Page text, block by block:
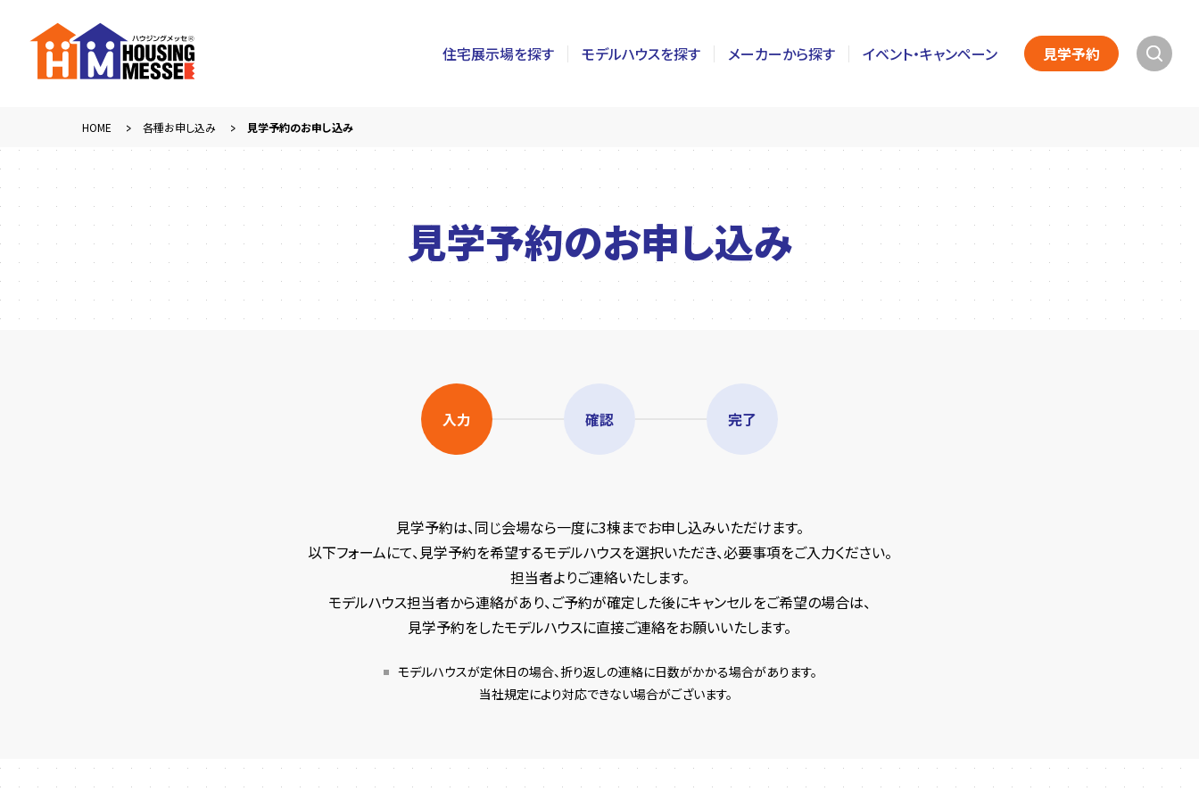
住宅展示場を探す
神奈川
埼玉
栃木
山梨
静岡
富山
モデルハウスを探す メーカーから探す イベント・キャンペーン 見学予約
HOME 各種お申し込み 見学予約のお申し込み
見学予約のお申し込み
入力 確認 完了
見学予約は、同じ会場なら一度に3棟までお申し込みいただけます。
以下フォームにて、見学予約を希望するモデルハウスを選択いただき、必要事項をご入力ください。
担当者よりご連絡いたします。
モデルハウス担当者から連絡があり、ご予約が確定した後にキャンセルをご希望の場合は、
見学予約をしたモデルハウスに直接ご連絡をお願いいたします。
モデルハウスが定休日の場合、折り返しの連絡に日数がかかる場合があります。
当社規定により対応できない場合がございます。